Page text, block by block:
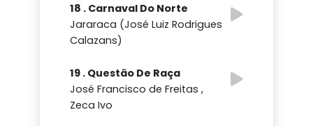
18 . Carnaval Do Norte
Jararaca (José Luiz Rodrigues
Calazans)
19 . Questão De Raça
José Francisco de Freitas ,
Zeca Ivo